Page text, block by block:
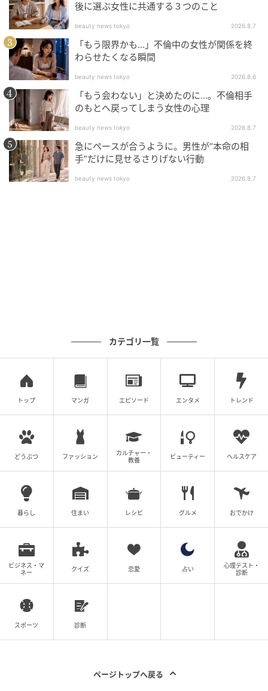
弟が提案したプランは、観光地とはほど遠い地元住民
が暮らす街をただ散歩するだけ、衛生面がかなり不安
な屋台でランチするというもの。さらに夜には、熱帯
夜と大量の虫に悩まされ、泥まみれになりながらジャ
ングルを探検する過酷なナイトツアーも。
異国の地で「過酷な現実」を突きつけられた2人は、滞
在わずか2日で疲労困憊。ホテル以外は、思い描いてい
た優雅な旅行とはまったく違うハードな体験。弟が提
案したツアーですっかり心が折れてしまった2人は、夫
が事前に申し込んでいた一部のツアーもすべてキャン
セル。キャンセルチャージを支払い、その日以降、ホ
ビ電話をかけました。
画面越しに見る夫と義母は、そのときすでにゲッソリ
しており、「もう日本に帰りたい」と嘆いていまし
た。私は「親孝行をたっぷり楽しんでね。それと、あ
なたとは離婚します」とだけ伝えて通話を切りまし
た。
新婚旅行を台無しにした代償
帰国後、疲れ果てた夫に離婚届を突きつけました。話
義母と2人暮らしになりましたが、旅行での過酷な体験
をお互いに「お前のせいだ」と責め合い、すっかり関
係が冷え切ってしまったそうです。
その後、夫は義母の過干渉や嫌みに耐えきれなくなり
家を飛び出し、義母はひとり寂しく暮らしていると風
の噂で聞きました。
がつらい経験をしたからこそ、お客様に心から癒やさ
後に選ぶ女性に共通する３つのこと
beauty news tokyo 2026.8.7
「もう限界かも…」不倫中の女性が関係を終
わらせたくなる瞬間
beauty news tokyo 2026.8.6
「もう会わない」と決めたのに…。不倫相手
のもとへ戻ってしまう女性の心理
beauty news tokyo 2026.8.7
急にペースが合うように。男性が“本命の相
手”だけに見せるさりげない行動
beauty news tokyo 2026.8.7
カテゴリ一覧
トップ マンガ エピソード エンタメ トレンド
どうぶつ ファッション
カルチャー・
教養
ビューティー ヘルスケア
暮らし 住まい レシピ グルメ おでかけ
ビジネス・マ
ネー
クイズ 恋愛 占い
心理テスト・
診断
スポーツ 診断
ページトップへ戻る